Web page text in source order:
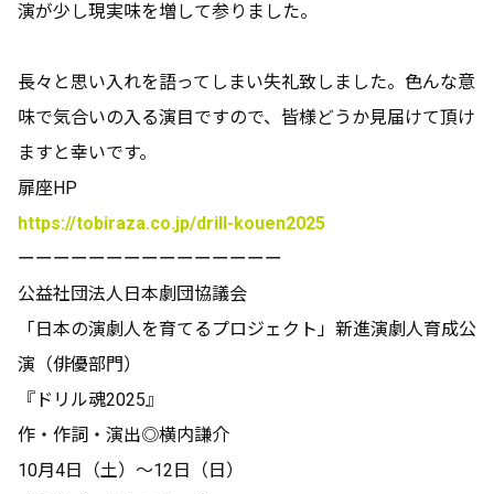
演が少し現実味を増して参りました。
長々と思い入れを語ってしまい失礼致しました。色んな意
味で気合いの入る演目ですので、皆様どうか見届けて頂け
ますと幸いです。
扉座HP
https://tobiraza.co.jp/drill-kouen2025
ーーーーーーーーーーーーーーー
公益社団法人日本劇団協議会
「日本の演劇人を育てるプロジェクト」新進演劇人育成公
演（俳優部門）
『ドリル魂2025』
作・作詞・演出◎横内謙介
10月4日（土）～12日（日）